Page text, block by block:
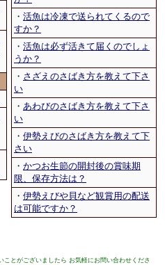
・ 活魚は冷凍で送られてくるので
すか？
・ 活魚は必ず活きて届くのでしょ
うか？
・ さざえのさばき方を教えて下さ
い
・ あわびのさばき方を教えて下さ
い
・ 伊勢えびのさばき方を教えて下
さい
・ かつお生節の開封後の賞味期
限、保存方法は？
・ 伊勢えびや貝など観賞用の配送
は可能ですか？
ことがございましたら お気軽にお問い合わせくださ